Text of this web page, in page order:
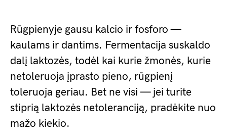
Rūgpienyje gausu kalcio ir fosforo —
kaulams ir dantims. Fermentacija suskaldo
dalį laktozės, todėl kai kurie žmonės, kurie
netoleruoja įprasto pieno, rūgpienį
toleruoja geriau. Bet ne visi — jei turite
stiprią laktozės netoleranciją, pradėkite nuo
mažo kiekio.